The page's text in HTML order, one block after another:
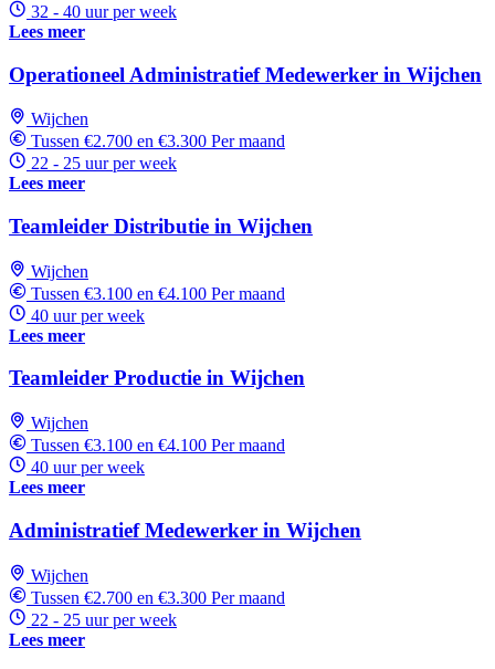
32 - 40 uur per week
Lees meer
Operationeel Administratief Medewerker in Wijchen
Wijchen
Tussen €2.700 en €3.300 Per maand
22 - 25 uur per week
Lees meer
Teamleider Distributie in Wijchen
Wijchen
Tussen €3.100 en €4.100 Per maand
40 uur per week
Lees meer
Teamleider Productie in Wijchen
Wijchen
Tussen €3.100 en €4.100 Per maand
40 uur per week
Lees meer
Administratief Medewerker in Wijchen
Wijchen
Tussen €2.700 en €3.300 Per maand
22 - 25 uur per week
Lees meer